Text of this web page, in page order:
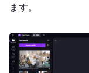
ます。